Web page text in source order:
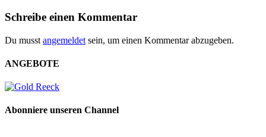
Schreibe einen Kommentar
Du musst angemeldet sein, um einen Kommentar abzugeben.
ANGEBOTE
Abonniere unseren Channel